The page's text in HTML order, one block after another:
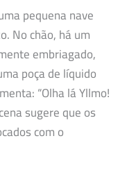
pequena nave
No chão, há um
embriagado,
poça de líquido
“Olha lá Yllmo!
sugere que os
com o